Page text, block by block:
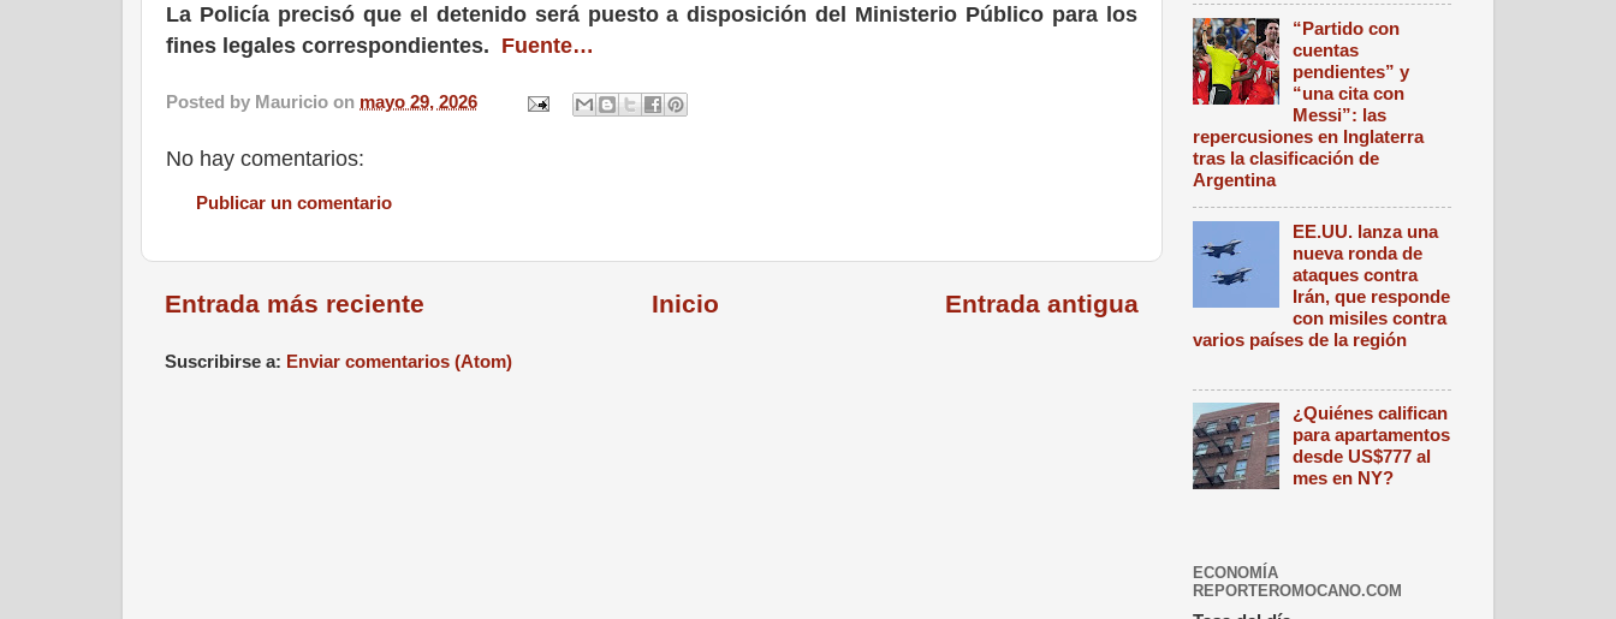
La Policía precisó que el detenido será puesto a disposición del Ministerio Público para los
fines legales correspondientes. Fuente…
Posted by Mauricio on mayo 29, 2026
No hay comentarios:
Publicar un comentario
Entrada más reciente Entrada antigua
Inicio
Suscribirse a: Enviar comentarios (Atom)
“Partido con
cuentas
pendientes” y
“una cita con
Messi”: las
repercusiones en Inglaterra
tras la clasificación de
Argentina
EE.UU. lanza una
nueva ronda de
ataques contra
Irán, que responde
con misiles contra
varios países de la región
¿Quiénes califican
para apartamentos
desde US$777 al
mes en NY?
ECONOMÍA
REPORTEROMOCANO.COM